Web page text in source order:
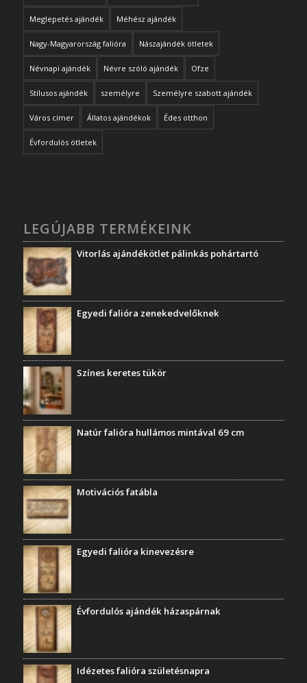
Meglepetés ajándék Méhész ajándék
Nagy-Magyarország falióra Nászajándék ötletek
Névnapi ajándék Névre szóló ajándék Ofze
Stílusos ajándék személyre Személyre szabott ajándék
Város címer Állatos ajándékok Édes otthon
Évfordulós ötletek
LEGÚJABB TERMÉKEINK
Vitorlás ajándékötlet pálinkás pohártartó
Egyedi falióra zenekedvelőknek
Színes keretes tükör
Natúr falióra hullámos mintával 69 cm
Motivációs fatábla
Egyedi falióra kinevezésre
Évfordulós ajándék házaspárnak
Idézetes falióra születésnapra